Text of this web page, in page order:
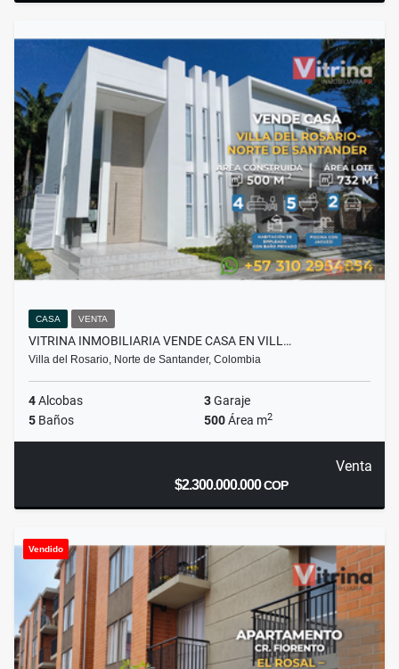
CASA VENTA
VITRINA INMOBILIARIA VENDE CASA EN VILL…
Villa del Rosario, Norte de Santander, Colombia
4Alcobas 3Garaje
5 Baños 500Área m2
Venta
$2.300.000.000COP
Vendido